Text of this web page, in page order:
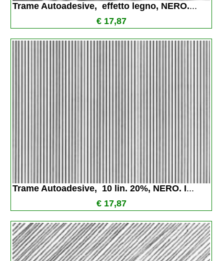
Trame Autoadesive,  effetto legno, NERO....
€ 17,87
Trame Autoadesive,  10 lin. 20%, NERO. I...
€ 17,87